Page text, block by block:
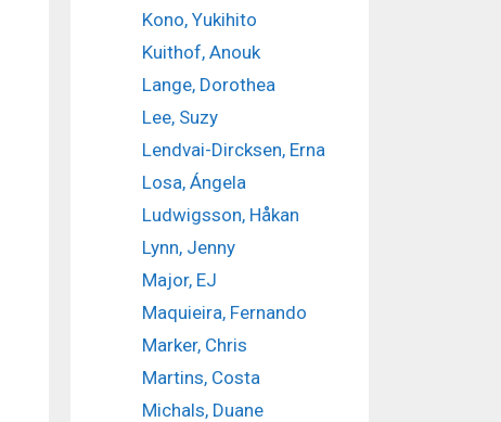
Kono, Yukihito
Kuithof, Anouk
Lange, Dorothea
Lee, Suzy
Lendvai-Dircksen, Erna
Losa, Ángela
Ludwigsson, Håkan
Lynn, Jenny
Major, EJ
Maquieira, Fernando
Marker, Chris
Martins, Costa
Michals, Duane